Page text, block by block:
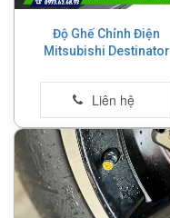
Độ Ghế Chỉnh Điện
Mitsubishi Destinator